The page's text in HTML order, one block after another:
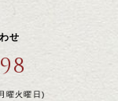
せ
曜火曜日)